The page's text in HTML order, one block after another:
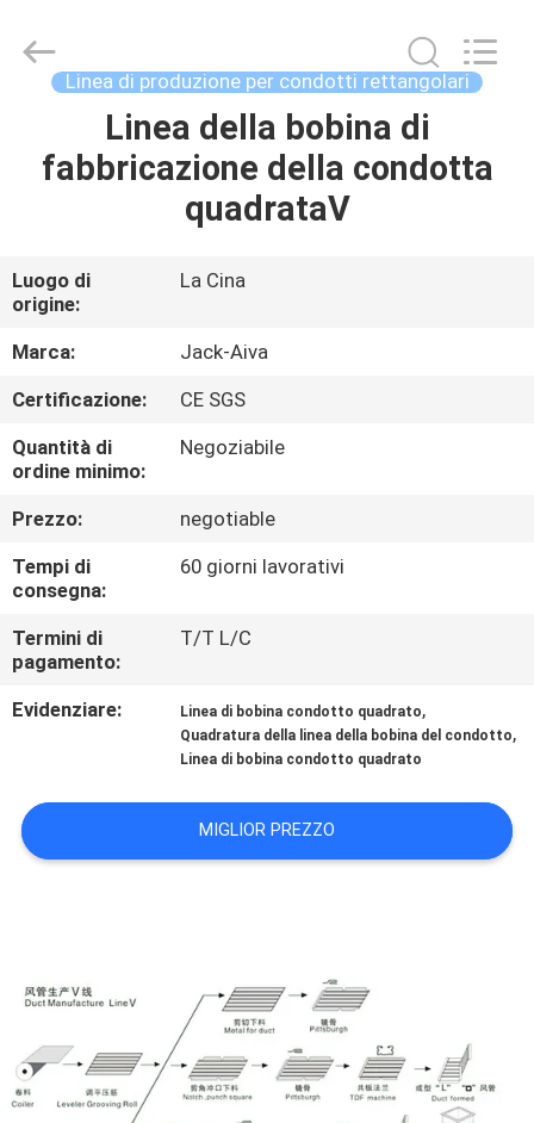
SU
DI
NOI
VISITA
ALLA
FABBRICA
CONTROLLO
DELLA
QUALITÀ
CONTATTACI
NOTIZIE
MAPPA
DEL
SITO
MACHINERY
Linea di produzione per condotti rettangolari
Linea della bobina di
fabbricazione della condotta
quadrataⅤ
Luogo di
origine:
La Cina
Marca:
Jack-Aiva
Certificazione:
CE SGS
Quantità di
ordine minimo:
Negoziabile
Prezzo:
negotiable
Tempi di
consegna:
60 giorni lavorativi
Termini di
pagamento:
T/T L/C
Evidenziare: Linea di bobina condotto quadrato,
Quadratura della linea della bobina del condotto,
Linea di bobina condotto quadrato
MIGLIOR PREZZO